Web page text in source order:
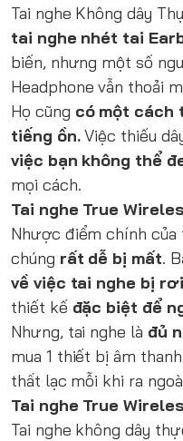
Tai nghe Không dây
tai nghe nhét tai
biến, nhưng một số
Headphone vẫn thoải
Họ cũng có một cách
tiếng ồn.Việc thiếu
việc bạn không thể
mọi cách.
Tai nghe True
Nhược điểm chính của
chúng rất dễ bị mất.
về việc tai nghe bị
thiết kế đặc biệt để
Nhưng, tai nghe là đủ
mua 1 thiết bị âm
thất lạc mỗi khi ra
Tai nghe True
Tai nghe không dây